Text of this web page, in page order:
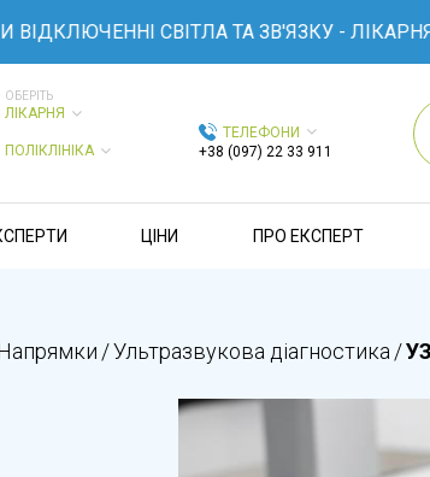
СВІТЛА ТА ЗВ'ЯЗКУ - ЛІКАРНЯ
ОБЕРІТЬ
ЛІКАРНЯ
ПОЛІКЛІНІКА
ТЕЛЕФОНИ
+38 (097) 22 33 911
ЦІНИ ПРО ЕКСПЕРТ
/Ультразвукова діагностика /